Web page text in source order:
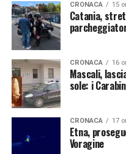
CRONACA 15
Catania,
CRONACA 16
Mascali,
sole: i
CRONACA 17
Etna,
Voragine